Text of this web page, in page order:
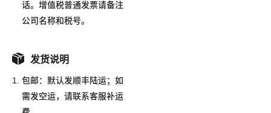
话。增值税普通发票请备注
公司名称和税号。
发货说明
1. 包邮：默认发顺丰陆运；如
需发空运，请联系客服补运